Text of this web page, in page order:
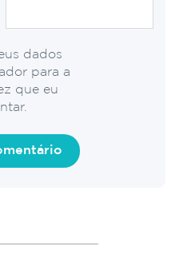
dados
para a
que eu